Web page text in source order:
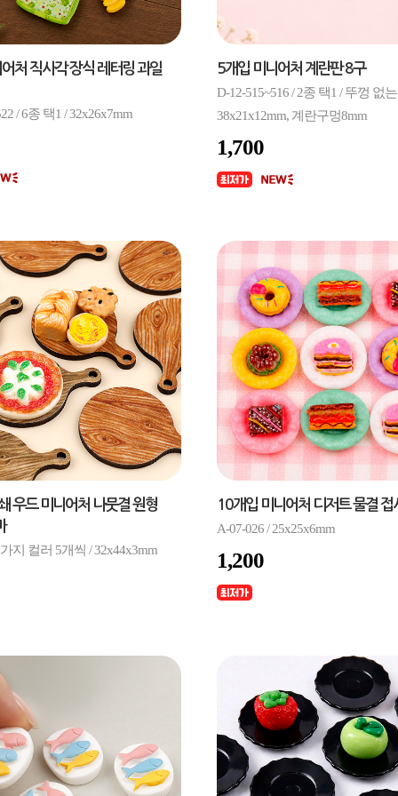
처 직사각 장식 레터링 과일
/ 6종 택1 / 32x26x7mm
5개입 미니어처 계란판 8구
D-12-515~516 / 2종 택1 / 뚜껑 없
38x21x12mm, 계란구멍8mm
1,700
우드 미니어처 나뭇결 원형
가지 컬러 5개씩 / 32x44x3mm
10개입 미니어처 디저트 물결 접
A-07-026 / 25x25x6mm
1,200